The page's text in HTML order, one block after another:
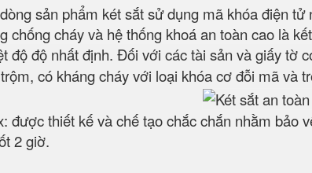
sản phẩm két sắt sử dụng mã khóa điện
chống cháy và hệ thống khoá an toàn cao là
độ độ nhất định. Đối với các tài sản và giấy tờ
có kháng cháy với loại khóa cơ đỗi mã và
được thiết kế và chế tạo chắc chắn nhằm bảo
2 giờ.